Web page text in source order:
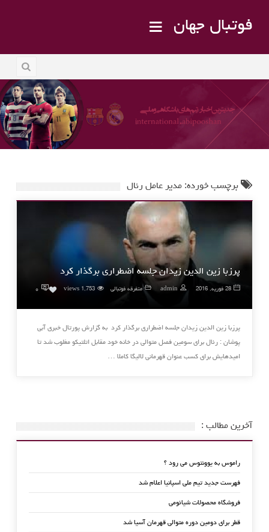
فوتبال جهان
برچسب خورده: مدیر عامل رئال
پرزبا زین الدین زیدان جلسه اضطراری برگذار کرد
28 فوریه, 2016 admin متفرقه فوتبالی 1,753 views
0 ۰
پرزبا زین الدین زیدان جلسه اضطراری برگذار کرد به گزارش پورتال خبری آبی
پوشان : رئال برای سومین فصل متوالی در خانه خود مقابل اتلتیکو مغلوب شد تا
امیدهایش برای کسب عنوان قهرمانی لالیگا کاملا …
آخرین مطالب :
راموس به یوونتوس می رود ؟
فهرست جدید تیم ملی اسپانیا اعلام شد
فروشگاه محصولات شیائومی
قطر برای دومین دوره متوالی قهرمان آسیا شد